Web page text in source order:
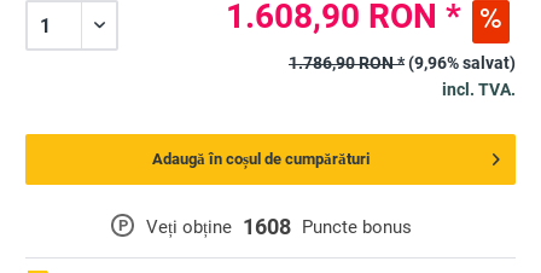
P Veți obține 1608 Puncte bonus
1.608,90 RON *
1.786,90 RON *(9,96% salvat)
incl. TVA.
Adaugă în coșul de cumpărături